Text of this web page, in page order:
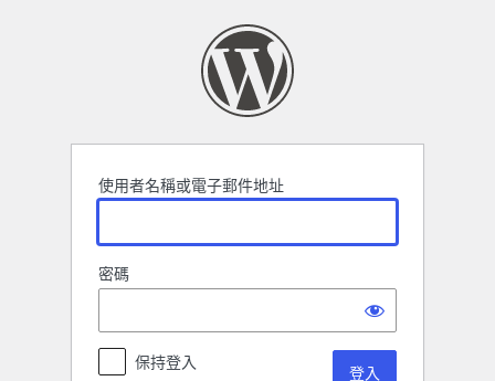
使用者名稱或電子郵件地址
密碼
保持登入